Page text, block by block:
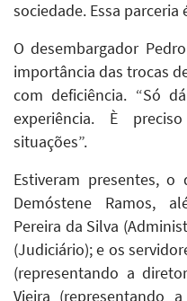
sociedade. Essa parceria
O desembargador
importância das trocas
com deficiência. “Só
experiência. È
situações”.
Estiveram presentes, o
Demóstene Ramos,
Pereira da Silva
(Judiciário); e os
(representando a
Vieira (representando